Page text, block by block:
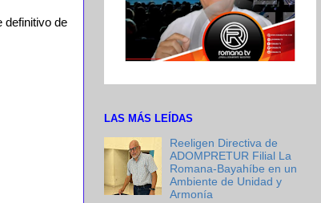
definitivo de
LAS MÁS LEÍDAS
Reeligen Directiva de
ADOMPRETUR Filial La
Romana-Bayahíbe en un
Ambiente de Unidad y
Armonía